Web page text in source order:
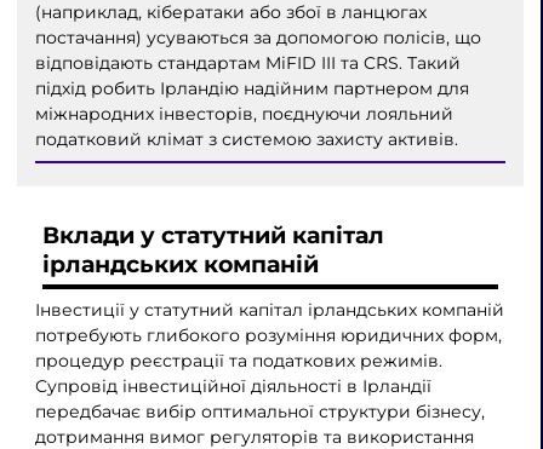
(наприклад, кібератаки або збої в ланцюгах
постачання) усуваються за допомогою полісів, що
відповідають стандартам MiFID III та CRS. Такий
підхід робить Ірландію надійним партнером для
міжнародних інвесторів, поєднуючи лояльний
податковий клімат з системою захисту активів.
Вклади у статутний капітал
ірландських компаній
Інвестиції у статутний капітал ірландських компаній
потребують глибокого розуміння юридичних форм,
процедур реєстрації та податкових режимів.
Супровід інвестиційної діяльності в Ірландії
передбачає вибір оптимальної структури бізнесу,
дотримання вимог регуляторів та використання